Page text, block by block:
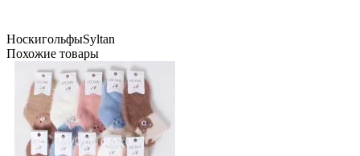
НоскигольфыSyltan
Похожие товары